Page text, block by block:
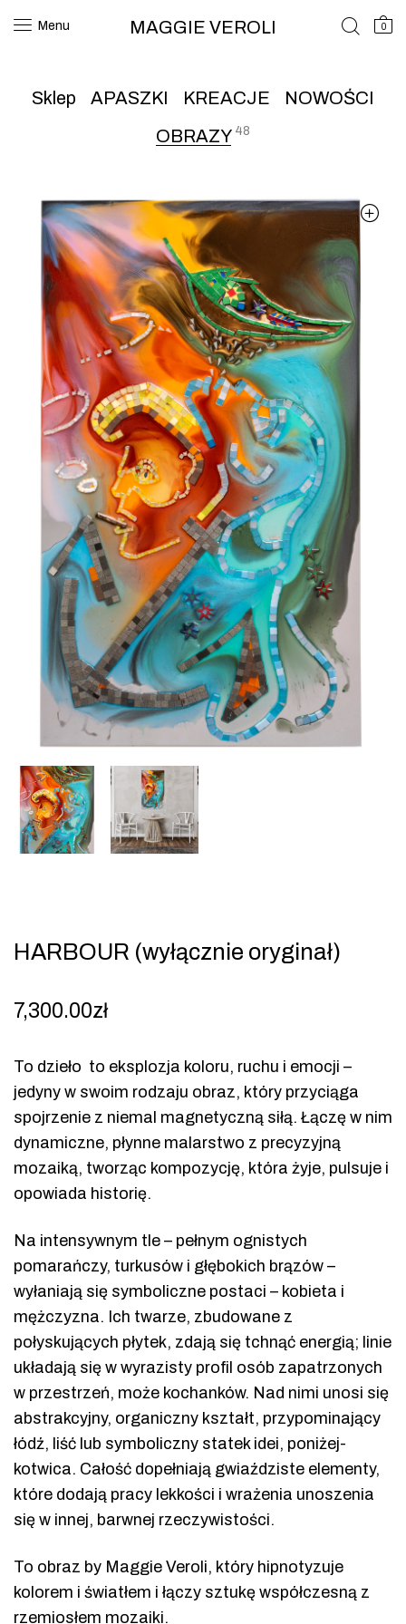
Menu MAGGIE VEROLI 0
Sklep APASZKI KREACJE
NOWOŚCI
OBRAZY 48
HARBOUR (wyłącznie oryginał)
7,300.00zł
To dzieło to eksplozja koloru, ruchu i emocji –
jedyny w swoim rodzaju obraz, który przyciąga
spojrzenie z niemal magnetyczną siłą. Łączę w nim
dynamiczne, płynne malarstwo z precyzyjną
mozaiką, tworząc kompozycję, która żyje, pulsuje i
opowiada historię.
Na intensywnym tle – pełnym ognistych
pomarańczy, turkusów i głębokich brązów –
wyłaniają się symboliczne postaci – kobieta i
mężczyzna. Ich twarze, zbudowane z
połyskujących płytek, zdają się tchnąć energią; linie
układają się w wyrazisty profil osób zapatrzonych
w przestrzeń, może kochanków. Nad nimi unosi się
abstrakcyjny, organiczny kształt, przypominający
łódź, liść lub symboliczny statek idei, poniżej-
kotwica. Całość dopełniają gwiaździste elementy,
które dodają pracy lekkości i wrażenia unoszenia
się w innej, barwnej rzeczywistości.
To obraz by Maggie Veroli, który hipnotyzuje
kolorem i światłem i łączy sztukę współczesną z
rzemiosłem mozaiki.